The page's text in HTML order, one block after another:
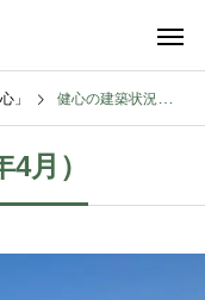
」 健心の建築状況（2022年4月）
月）